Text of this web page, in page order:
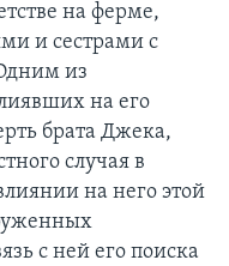
на ферме,
и сестрами с
из
на его
брата Джека,
случая в
на него этой
с ней его поиска